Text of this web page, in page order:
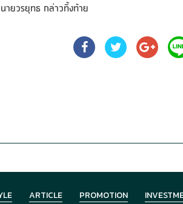
ายวรยุทธ กล่าวทิ้งท้าย
ARTICLE PROMOTION